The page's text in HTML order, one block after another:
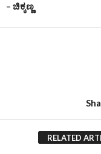
– ಚಿಕ್ಕಣ್ಣ
RELATED